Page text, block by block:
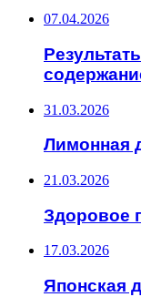
07.04.2026
31.03.2026
Лимонная
21.03.2026
Здоровое
17.03.2026
Японская